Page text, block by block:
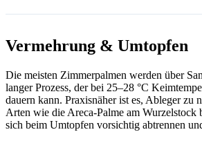
Vermehrung & Umtopfen
Die meisten Zimmerpalmen werden über
langer Prozess, der bei 25–28 °C
dauern kann. Praxisnäher ist es, Ableger zu
Arten wie die Areca-Palme am Wurzelstock
sich beim Umtopfen vorsichtig abtrennen